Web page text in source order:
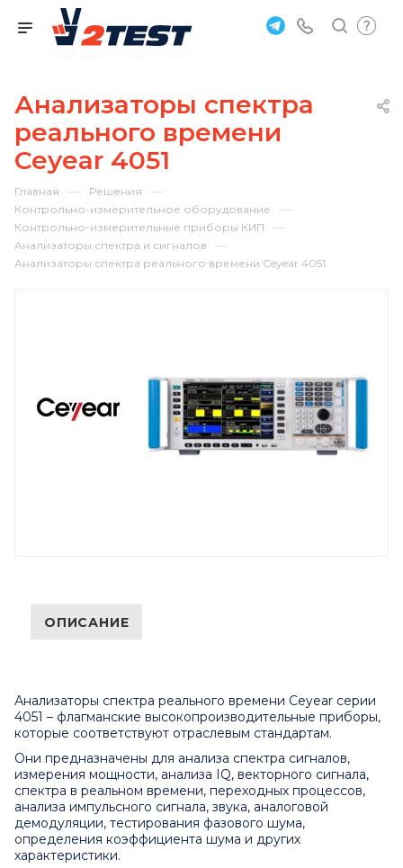
Анализаторы спектра
реального времени
Ceyear 4051
Главная — Решения —
Контрольно-измерительное оборудование —
Контрольно-измерительные приборы КИП —
Анализаторы спектра и сигналов —
Анализаторы спектра реального времени Ceyear 4051
ОПИСАНИЕ
Анализаторы спектра реального времени Ceyear серии
4051 – флагманские высокопроизводительные приборы,
которые соответствуют отраслевым стандартам.
Они предназначены для анализа спектра сигналов,
измерения мощности, анализа IQ, векторного сигнала,
спектра в реальном времени, переходных процессов,
анализа импульсного сигнала, звука, аналоговой
демодуляции, тестирования фазового шума,
определения коэффициента шума и других
характеристики.